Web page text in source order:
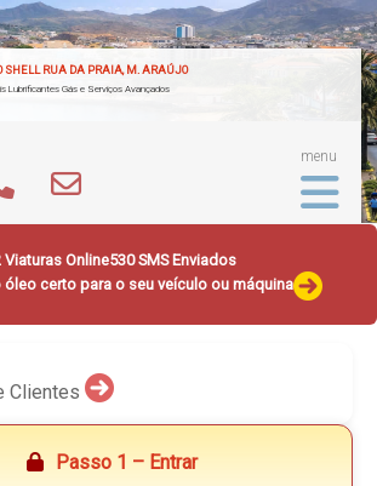
SHELL RUA DA PRAIA, M. ARAÚJO
Lubrificantes Gás e Serviços Avançados
menu
Viaturas Online530 SMS Enviados
óleo certo para o seu veículo ou máquina
Clientes
Passo 1 – Entrar